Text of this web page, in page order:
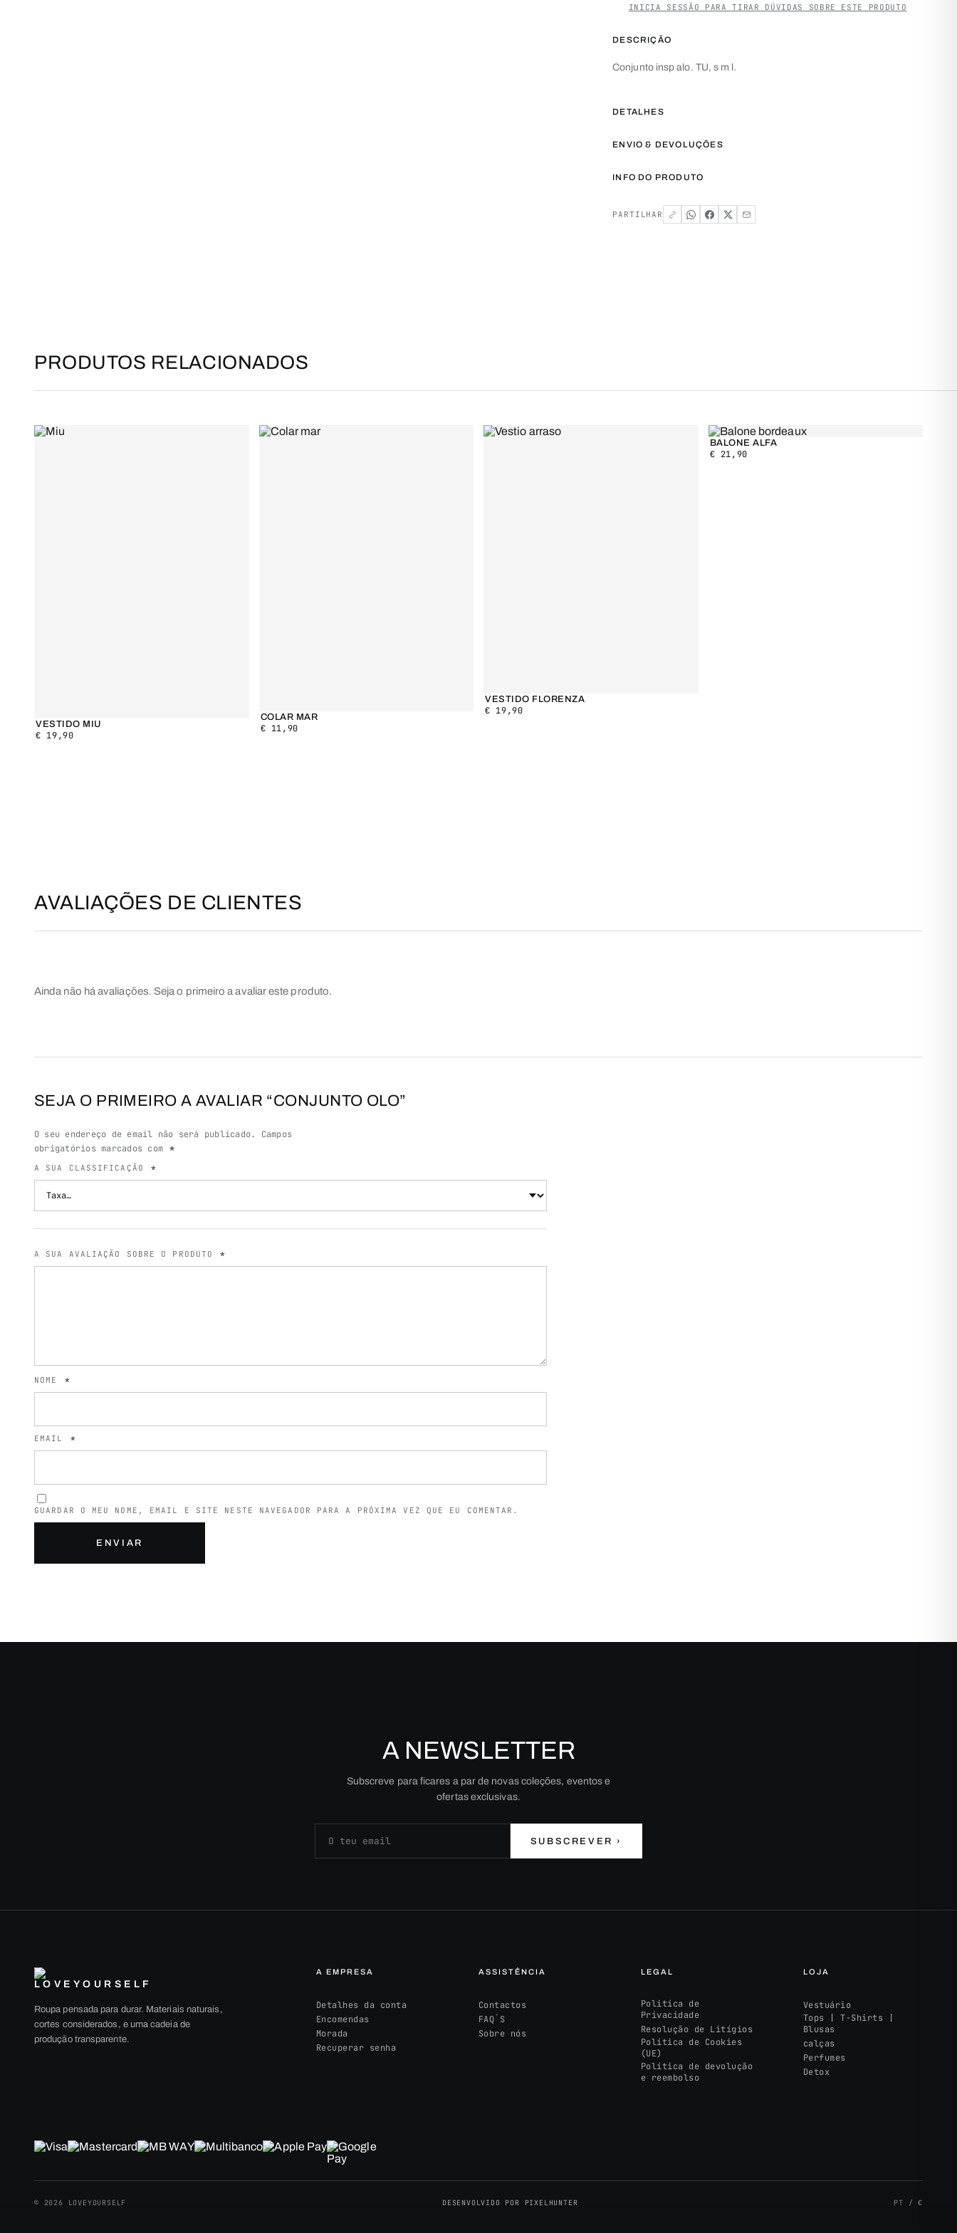
INICIA SESSÃO PARA TIRAR DÚVIDAS SOBRE ESTE PRODUTO
DESCRIÇÃO
Conjunto insp alo. TU, s m l.
DETALHES
ENVIO & DEVOLUÇÕES
INFO DO PRODUTO
PARTILHAR
PRODUTOS RELACIONADOS
VESTIDO MIU
€ 19,90
COLAR MAR
€ 11,90
VESTIDO FLORENZA
€ 19,90
BALONE ALFA
€ 21,90
AVALIAÇÕES DE CLIENTES
Ainda não há avaliações. Seja o primeiro a avaliar este produto.
SEJA O PRIMEIRO A AVALIAR “CONJUNTO OLO”
O seu endereço de email não será publicado.
Campos
obrigatórios marcados com *
A SUA CLASSIFICAÇÃO *
A SUA AVALIAÇÃO SOBRE O PRODUTO *
NOME *
EMAIL *
GUARDAR O MEU NOME, EMAIL E SITE NESTE NAVEGADOR PARA A PRÓXIMA VEZ QUE EU COMENTAR.
A NEWSLETTER
Subscreve para ficares a par de novas coleções, eventos e
ofertas exclusivas.
SUBSCREVER ›
Roupa pensada para durar. Materiais naturais,
cortes considerados, e uma cadeia de
produção transparente.
A EMPRESA
Detalhes da conta
Encomendas
Morada
Recuperar senha
ASSISTÊNCIA
Contactos
FAQ´S
Sobre nós
LEGAL
Politíca de
Privacidade
Resolução de Litígios
Política de Cookies
(UE)
Política de devolução
e reembolso
LOJA
Vestuário
Tops | T-Shirts |
Blusas
calças
Perfumes
Detox
© 2026 LOVEYOURSELF DESENVOLVIDO POR PIXELHUNTER PT / €